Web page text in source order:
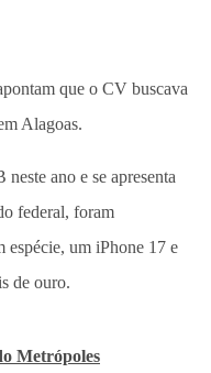
que o CV buscava
Alagoas.
ano e se apresenta
federal, foram
espécie, um iPhone 17 e
de ouro.
Metrópoles